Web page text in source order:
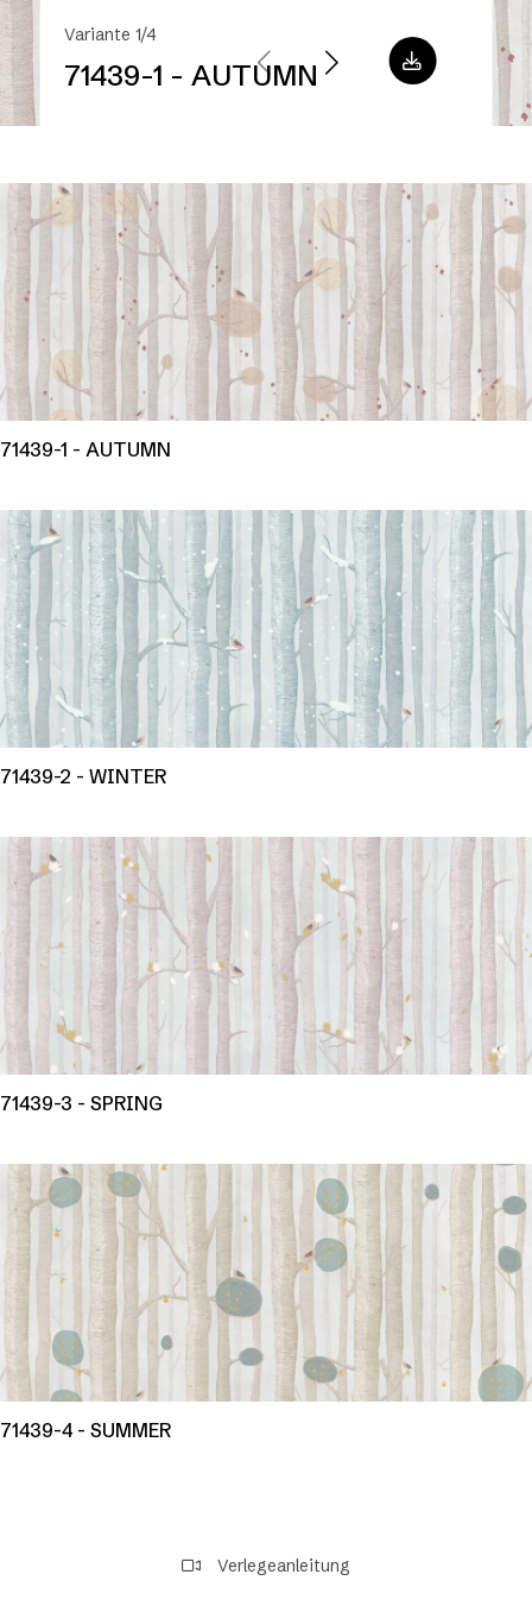
Variante 1/4
71439-1 - AUTUMN
71439-1 - AUTUMN
71439-2 - WINTER
71439-3 - SPRING
71439-4 - SUMMER
Verlegeanleitung